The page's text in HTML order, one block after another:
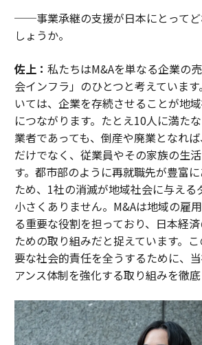
──事業承継の支援が日本にとって
しょうか。
佐上： 私たちはM&Aを単なる企業の
会インフラ」のひとつと考えていま
いては、企業を存続させることが地
につながります。たとえ10人に満た
業者であっても、倒産や廃業となれ
だけでなく、従業員やその家族の生
す。都市部のように再就職先が豊富
ため、1社の消滅が地域社会に与える
小さくありません。M&Aは地域の雇
る重要な役割を担っており、日本経
ための取り組みだと捉えています。
要な社会的責任を全うするために、
アンス体制を強化する取り組みを徹底